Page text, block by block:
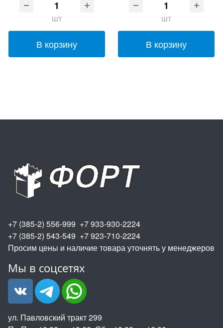
шт
В корзину
шт
В корзину
+7 (385-2) 556-999 +7 933-930-2224
+7 (385-2) 543-549 +7 923-710-2224
Просим цены и наличие товара уточнять у менеджеров
Мы в соцсетях
ул. Павловский тракт 299